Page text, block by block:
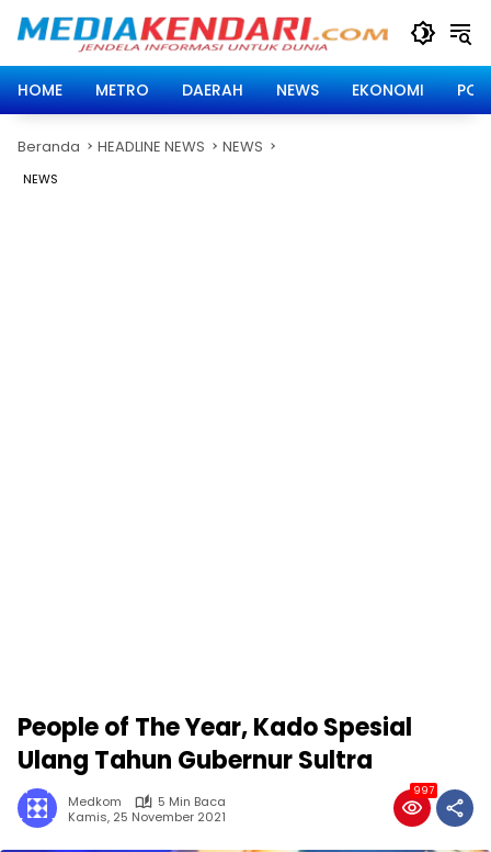
HOME
METRO DAERAH NEWS EKONOMI
Beranda HEADLINE NEWS NEWS
NEWS
People of The Year, Kado Spesial
Ulang Tahun Gubernur Sultra
Medkom
5 Min Baca
Kamis, 25 November 2021
997